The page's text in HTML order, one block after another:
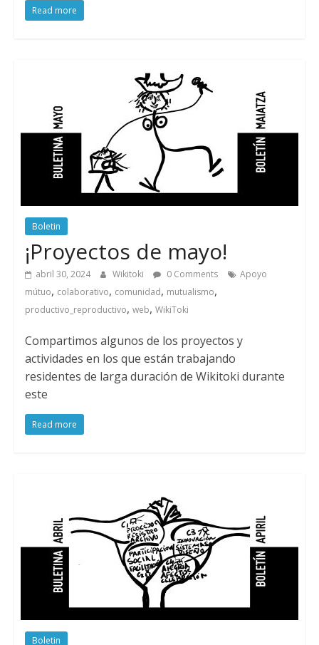
Read more
Boletin
¡Proyectos de mayo!
abril 30, 2024 Wikitoki 0 Comments
Apoyo
mútuo, colaborativo, comunidad, mutualismo,
productivo_reproductivo, web, WikiToki
Compartimos algunos de los proyectos y
actividades en los que están trabajando
residentes de larga duración de Wikitoki durante
este
Read more
Boletin